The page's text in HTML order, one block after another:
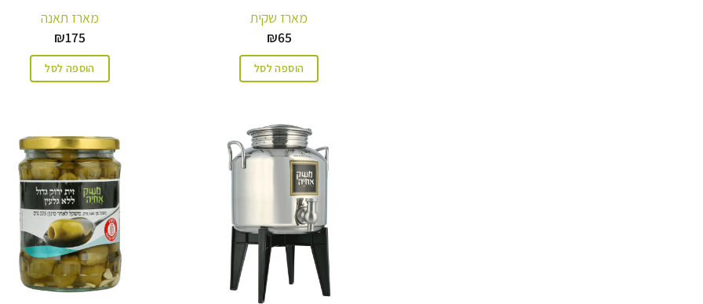
מארז שקית
₪65
הוספה לסל
מארז תאנה
₪175
הוספה לסל